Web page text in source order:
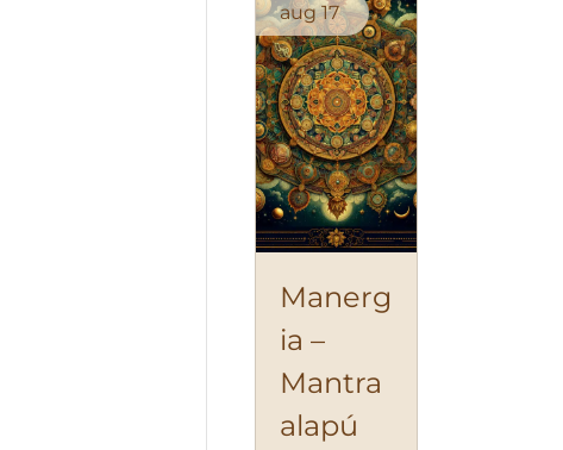
aug 17
Manerg
ia –
Mantra
alapú